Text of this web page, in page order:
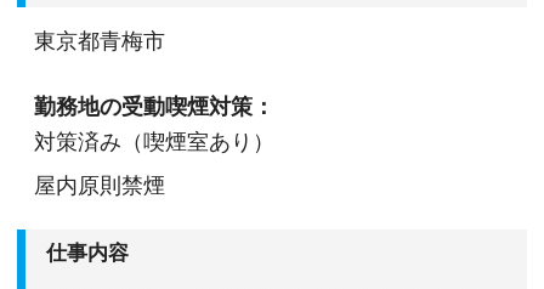
東京都青梅市
勤務地の受動喫煙対策：
対策済み（喫煙室あり）
屋内原則禁煙
仕事内容